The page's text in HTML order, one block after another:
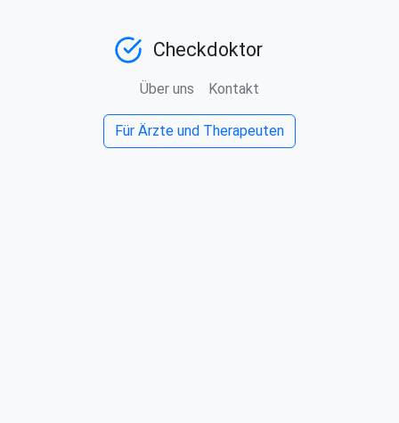
Checkdoktor
Über uns Kontakt
Für Ärzte und Therapeuten